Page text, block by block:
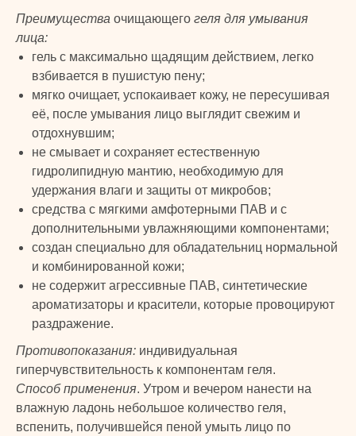
Преимущества очищающего геля для умывания
лица:
гель с максимально щадящим действием, легко
взбивается в пушистую пену;
мягко очищает, успокаивает кожу, не пересушивая
её, после умывания лицо выглядит свежим и
отдохнувшим;
не смывает и сохраняет естественную
гидролипидную мантию, необходимую для
удержания влаги и защиты от микробов;
средства с мягкими амфотерными ПАВ и с
дополнительными увлажняющими компонентами;
создан специально для обладательниц нормальной
и комбинированной кожи;
не содержит агрессивные ПАВ, синтетические
ароматизаторы и красители, которые провоцируют
раздражение.
Противопоказания: индивидуальная
гиперчувствительность к компонентам геля.
Способ применения. Утром и вечером нанести на
влажную ладонь небольшое количество геля,
вспенить, получившейся пеной умыть лицо по
Бады и витамины
Уход за лицом и телом
Уход за волосами
Личная гигиена Оплата и доставка
конфиденциальности
Публичная оферта
Скидки и подарки
Каталог
Главная
Турецкий текстиль
TURK
PRIME
+7 926 620 21 21
КАТАЛОГ КЛИЕНТАМ
ДОКУМЕНТЫ
© 2024 TURK PRIME. Все права защищены